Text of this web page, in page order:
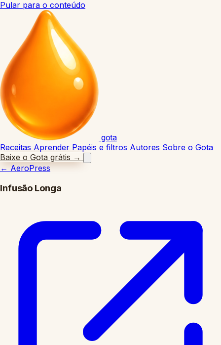
Pular para o conteúdo
gota
Receitas Aprender Papéis e filtros Autores Sobre o Gota
Baixe o Gota grátis →
← AeroPress
Infusão Longa